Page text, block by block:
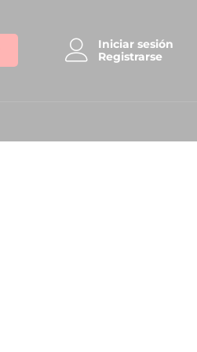
Iniciar sesión
Registrarse